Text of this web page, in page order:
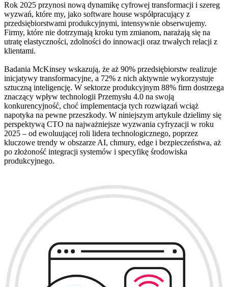
Rok 2025 przynosi nową dynamikę cyfrowej transformacji i szereg
wyzwań, które my, jako software house współpracujący z
przedsiębiorstwami produkcyjnymi, intensywnie obserwujemy.
Firmy, które nie dotrzymają kroku tym zmianom, narażają się na
utratę elastyczności, zdolności do innowacji oraz trwałych relacji z
klientami.
Badania McKinsey wskazują, że aż 90% przedsiębiorstw realizuje
inicjatywy transformacyjne, a 72% z nich aktywnie wykorzystuje
sztuczną inteligencję. W sektorze produkcyjnym 88% firm dostrzega
znaczący wpływ technologii Przemysłu 4.0 na swoją
konkurencyjność, choć implementacja tych rozwiązań wciąż
napotyka na pewne przeszkody. W niniejszym artykule dzielimy się
perspektywą CTO na najważniejsze wyzwania cyfryzacji w roku
2025 – od ewoluującej roli lidera technologicznego, poprzez
kluczowe trendy w obszarze AI, chmury, edge i bezpieczeństwa, aż
po złożoność integracji systemów i specyfikę środowiska
produkcyjnego.